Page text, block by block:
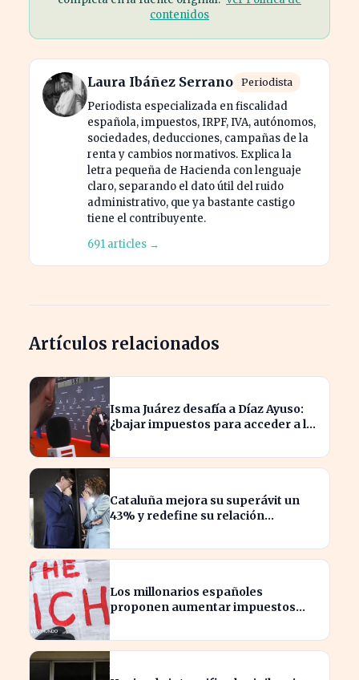
contenidos
Laura Ibáñez Serrano Periodista
Periodista especializada en fiscalidad
española, impuestos, IRPF, IVA, autónomos,
sociedades, deducciones, campañas de la
renta y cambios normativos. Explica la
letra pequeña de Hacienda con lenguaje
claro, separando el dato útil del ruido
administrativo, que ya bastante castigo
tiene el contribuyente.
691 articles →
Artículos relacionados
Isma Juárez desafía a Díaz Ayuso:
¿bajar impuestos para acceder a la
Cataluña mejora su superávit un
43% y redefine su relación
Los millonarios españoles
proponen aumentar impuestos
económica